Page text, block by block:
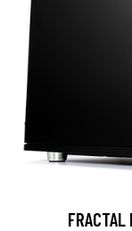
FRACTAL